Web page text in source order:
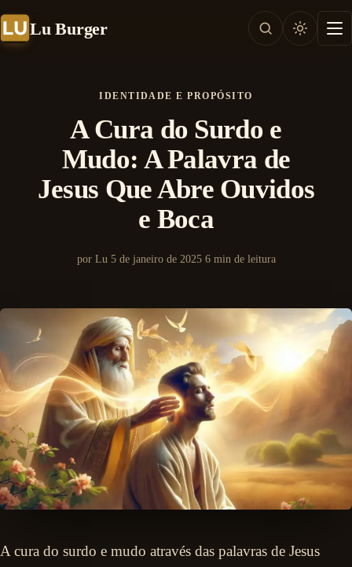
Lu Burger
IDENTIDADE E PROPÓSITO
A Cura do Surdo e
Mudo: A Palavra de
Jesus Que Abre Ouvidos
e Boca
por Lu 5 de janeiro de 2025 6 min de leitura
A cura do surdo e mudo através das palavras de Jesus